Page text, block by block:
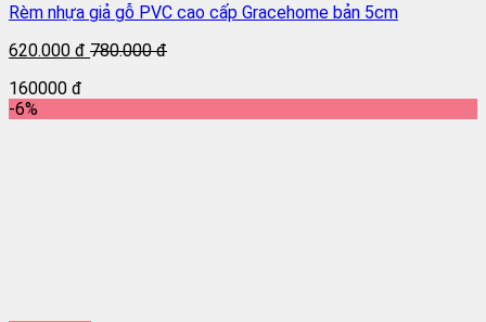
Rèm nhựa giả gỗ PVC cao cấp Gracehome bản 5cm
620.000 đ 780.000 đ
160000 đ
-6%